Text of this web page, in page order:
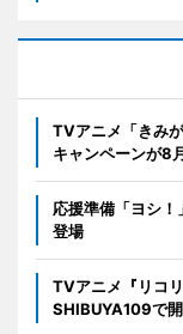
TVアニメ「きみ
キャンペーンが8
応援準備「ヨシ
登場
TVアニメ『リコ
SHIBUYA109で開